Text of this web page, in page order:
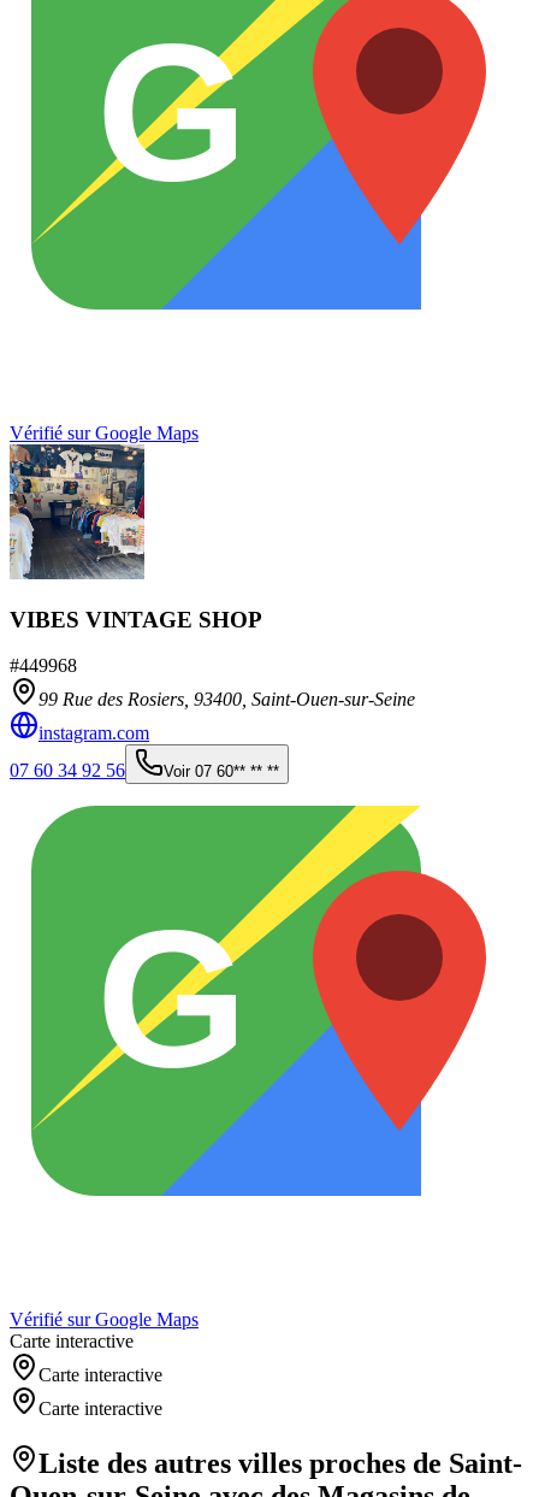
G
Vérifié sur Google Maps
VIBES VINTAGE SHOP
#449968
99 Rue des Rosiers, 93400, Saint-Ouen-sur-Seine
instagram.com
07 60 34 92 56
Voir 07 60** ** **
G
Vérifié sur Google Maps
Carte interactive
Carte interactive
Carte interactive
Liste des autres villes proches de Saint-